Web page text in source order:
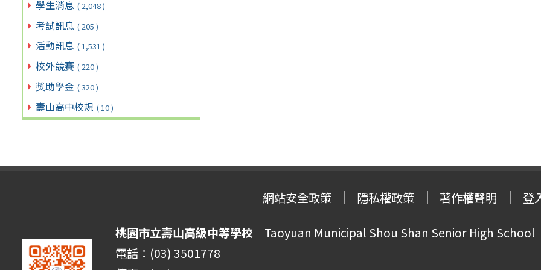
學生消息 ( 2,048 )
考試訊息 ( 205 )
活動訊息 ( 1,531 )
校外競賽 ( 220 )
獎助學金 ( 320 )
壽山高中校規 ( 10 )
網站安全政策 隱私權政策 著作權聲明 登
桃園市立壽山高級中等學校 Taoyuan Municipal Shou Shan Senior High School
電話：(03) 3501778